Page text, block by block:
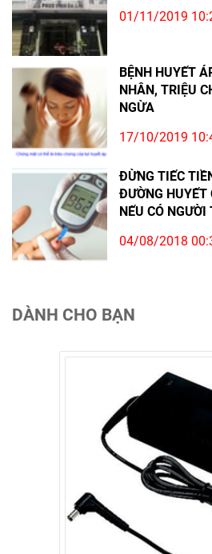
01/11/2019
BỆNH HUYẾT
NHÂN, TRIỆU
NGỪA
17/10/2019
ĐỪNG TIẾC
ĐƯỜNG
NẾU CÓ
04/08/2018
DÀNH CHO BẠN